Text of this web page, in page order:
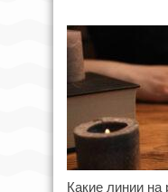
Какие линии на